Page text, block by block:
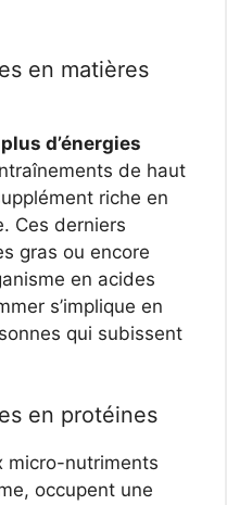
en matières
d’énergies
de haut
riche en
Ces derniers
gras ou encore
en acides
s’implique en
qui subissent
en protéines
micro-nutriments
occupent une